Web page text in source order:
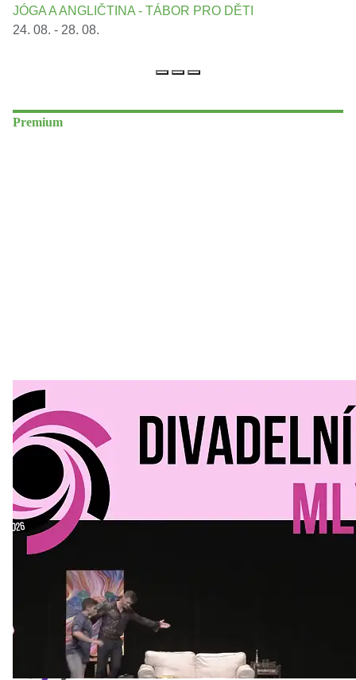
JÓGA A ANGLIČTINA - TÁBOR PRO DĚTI
24. 08. - 28. 08.
Premium
Divadelní Mlýn 30. 07. 2026
Kultura a volný čas
Divadelní mlýn. 15. až 18. října KD
MLEJN. Vstupenky již v prodeji.
Přijďte na přátelský festival divadla a inspirace 15. až 18.
října 2026 Vstupenky již v prodeji na GOOUT -
https://divadelnimlyn.cz/vstupenky Představ si čtyři dny